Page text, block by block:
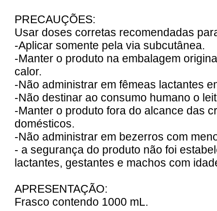
PRECAUÇÕES:
Usar doses corretas recomendadas
-Aplicar somente pela via subcutânea.
-Manter o produto na embalagem
calor.
-Não administrar em fêmeas lactantes
-Não destinar ao consumo humano o
-Manter o produto fora do alcance das
domésticos.
-Não administrar em bezerros com
- a segurança do produto não foi
lactantes, gestantes e machos com
APRESENTAÇÃO:
Frasco contendo 1000 mL.